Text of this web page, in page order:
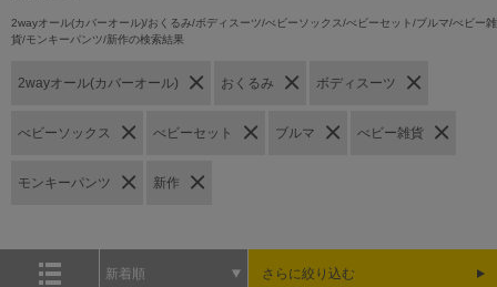
2wayオール(カバーオール)/おくるみ/ボディスーツ/べビーソックス/べビーセット/ブルマ/べビー雑
貨/モンキーパンツ/新作の検索結果
2wayオール(カバーオール) おくるみ ボディスーツ
べビーソックス べビーセット ブルマ べビー雑貨
モンキーパンツ 新作
新着順 さらに絞り込む